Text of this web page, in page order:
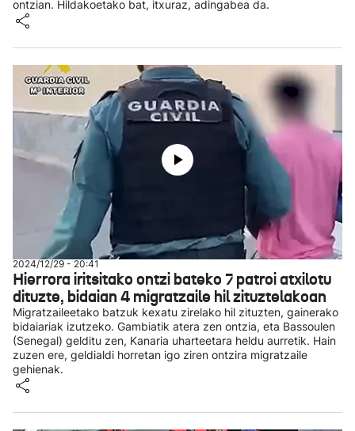
ontzian. Hildakoetako bat, itxuraz, adingabea da.
2024/12/29 - 20:41
Hierrora iritsitako ontzi bateko 7 patroi atxilotu
dituzte, bidaian 4 migratzaile hil zituztelakoan
Migratzaileetako batzuk kexatu zirelako hil zituzten, gainerako
bidaiariak izutzeko. Gambiatik atera zen ontzia, eta Bassoulen
(Senegal) gelditu zen, Kanaria uharteetara heldu aurretik. Hain
zuzen ere, geldialdi horretan igo ziren ontzira migratzaile
gehienak.